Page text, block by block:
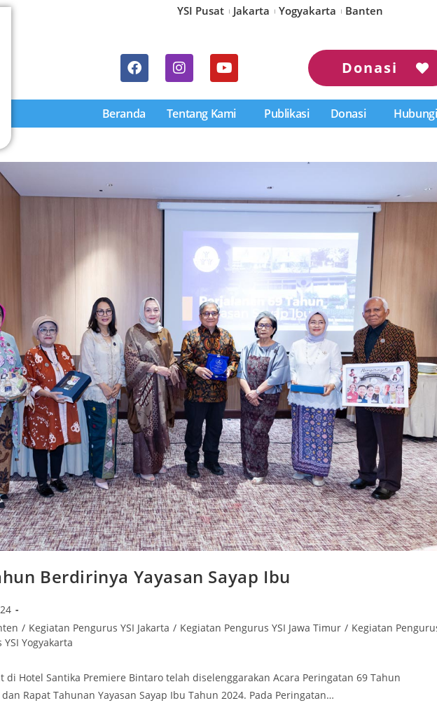
YSI Pusat Jakarta Yogyakarta Banten
Donasi
Beranda Tentang Kami Publikasi Donasi
Berdirinya Yayasan Sayap Ibu
/ Kegiatan Pengurus YSI Jakarta / Kegiatan Pengurus YSI Jawa Timur / Kegiatan
Yogyakarta
di Hotel Santika Premiere Bintaro telah diselenggarakan Acara Peringatan 69 Tahun
Rapat Tahunan Yayasan Sayap Ibu Tahun 2024. Pada Peringatan…